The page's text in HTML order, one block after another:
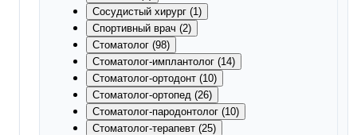
Сосудистый хирург (1)
Спортивный врач (2)
Стоматолог (98)
Стоматолог-имплантолог (14)
Стоматолог-ортодонт (10)
Стоматолог-ортопед (26)
Стоматолог-пародонтолог (10)
Стоматолог-терапевт (25)